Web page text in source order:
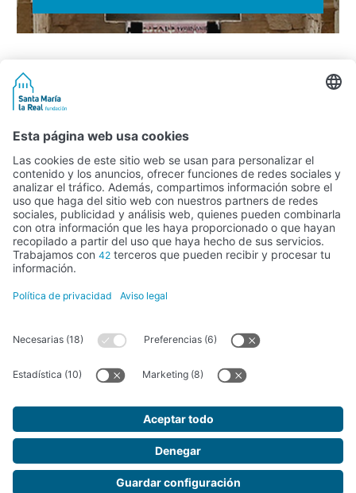
Actividad subvencionada por el Ministerio de Educación, Cultura y
Deporte
FUNDACIÓN SANTA MARÍA LA REAL DEL PATRIMONIO HISTÓRICO –
Avda. Ronda, 1-3. 34.800 Aguilar de Campoo (Palencia) | 979 125 000 –
tienda@santamarialareal.org
Inscrita desde el 24 de junio de 1994 en el registro de Fundaciones del
Ministerio de Educación, Cultura y Deporte
Fundación Santa María la Real © 2026. Todos los derechos reservados.